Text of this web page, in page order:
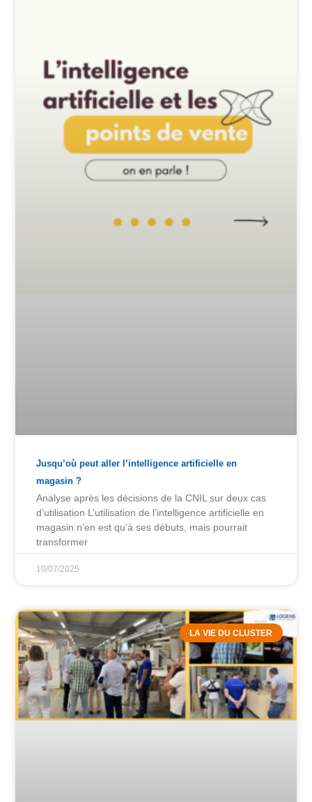
Jusqu’où peut aller l’intelligence artificielle en
magasin ?
Analyse après les décisions de la CNIL sur deux cas
d’utilisation L’utilisation de l’intelligence artificielle en
magasin n’en est qu’à ses débuts, mais pourrait
transformer
10/07/2025
LA VIE DU CLUSTER